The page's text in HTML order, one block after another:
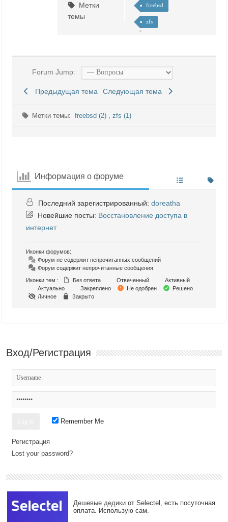
Метки
темы
freebsd
zfs
Forum Jump:
Предыдущая тема Следующая тема
Метки темы:freebsd (2) zfs (1)
Информация о форуме
Последний зарегистрированный:doreatha
Новейшие посты: Восстановление доступа в
интернет
Иконки форумов:
Форум не содержит непрочитанных сообщений
Форум содержит непрочитанные сообщения
Иконки тем :
Без ответа Отвеченный
Активный
Актуально
Закреплено Не одобрен
Решено
Личное
Закрыто
Вход/Регистрация
Remember Me
Регистрация
Lost your password?
Дешевые дедики от Selectel, есть посуточная
оплата. Использую сам.